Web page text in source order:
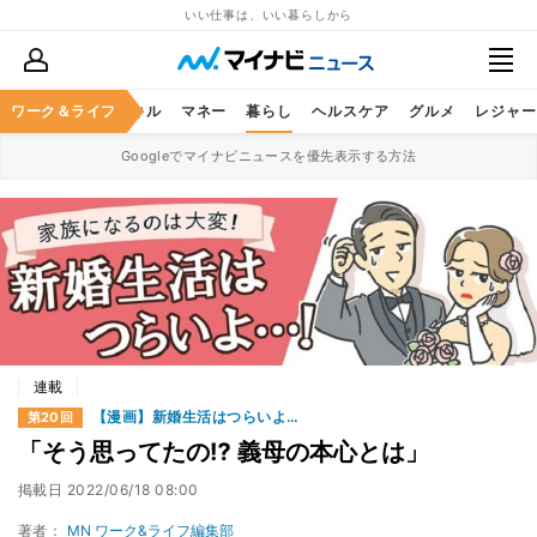
いい仕事は、いい暮らしから
ワーク＆ライフ
ア ビジネススキル マネー 暮らし ヘルスケア グルメ レジャー
Googleでマイナビニュースを優先表示する方法
連載
第20回 【漫画】新婚生活はつらいよ…
「そう思ってたの⁉ 義母の本心とは」
掲載日 2022/06/18 08:00
著者： MN ワーク&ライフ編集部